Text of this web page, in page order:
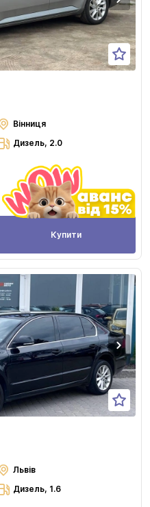
Вінниця
Дизель, 2.0
Купити
Львів
Дизель, 1.6